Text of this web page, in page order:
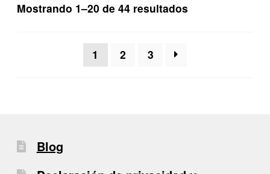
Mostrando 1–20 de 44 resultados
1 2 3
Blog